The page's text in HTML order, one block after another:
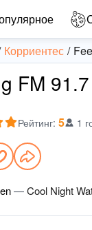
Корриентес
FM
Рейтинг: 5 1
—Cool Night